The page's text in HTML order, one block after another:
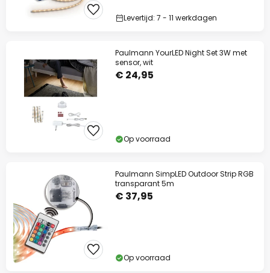
Levertijd: 7 - 11 werkdagen
Paulmann YourLED Night Set 3W met
sensor, wit
€ 24,95
Op voorraad
Paulmann SimpLED Outdoor Strip RGB
transparant 5m
€ 37,95
Op voorraad